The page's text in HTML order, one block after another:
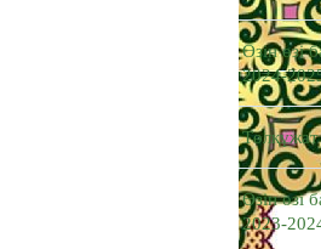
Өзін өзі
2024-
Өзін өзі
2023-